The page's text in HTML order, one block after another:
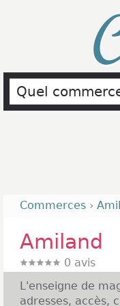
Commerces ›
Amiland
0 avis
L'enseigne de
adresses, accès,